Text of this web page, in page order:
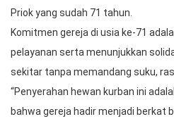
Priok yang sudah 71 tahun.
Komitmen gereja di usia ke-71
pelayanan serta menunjukkan
sekitar tanpa memandang suku, ras
“Penyerahan hewan kurban ini
bahwa gereja hadir menjadi berkat